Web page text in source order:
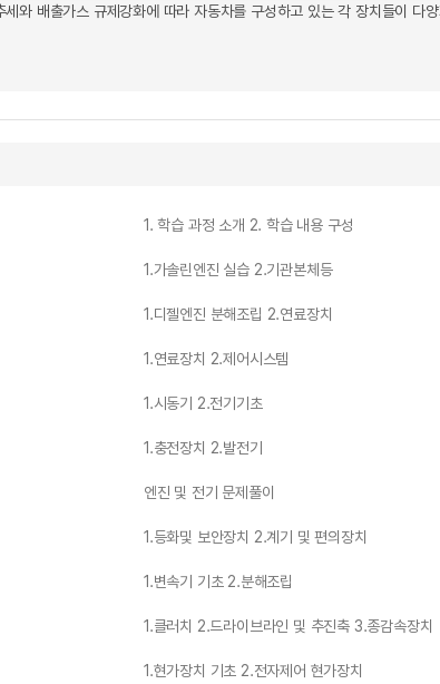
와 배출가스 규제강화에 따라 자동차를 구성하고 있는 각 장치들이
1. 학습 과정 소개 2. 학습 내용 구성
1.가솔린엔진 실습 2.기관본체등
1.디젤엔진 분해조립 2.연료장치
1.연료장치 2.제어시스템
1.시동기 2.전기기초
1.충전장치 2.발전기
엔진 및 전기 문제풀이
1.등화및 보안장치 2.계기 및 편의장치
1.변속기 기초 2.분해조립
1.클러치 2.드라이브라인 및 추진축 3.종감속장치
1.현가장치 기초 2.전자제어 현가장치